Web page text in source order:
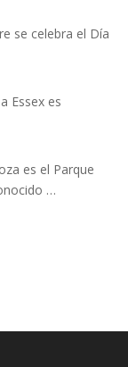
se celebra el Día
Essex es
es el Parque
…